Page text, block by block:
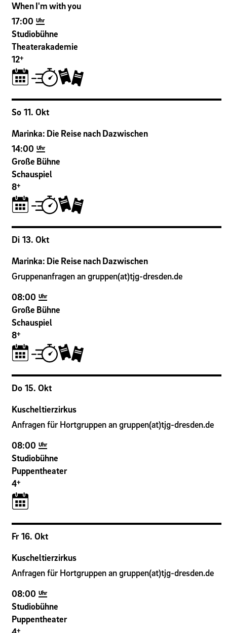
When I'm with you
17:00 Uhr
12+
Studiobühne
Theaterakademie
So 11. Okt
Marinka: Die Reise nach Dazwischen
14:00 Uhr
8+
Große Bühne
Schauspiel
Di 13. Okt
Marinka: Die Reise nach Dazwischen
Gruppenanfragen an gruppen(at)tjg-dresden.de
08:00 Uhr
8+
Große Bühne
Schauspiel
Do 15. Okt
Kuscheltierzirkus
Anfragen für Hortgruppen an gruppen(at)tjg-dresden.de
08:00 Uhr
4+
Studiobühne
Puppentheater
Fr 16. Okt
Kuscheltierzirkus
Anfragen für Hortgruppen an gruppen(at)tjg-dresden.de
08:00 Uhr
+
Studiobühne
Puppentheater